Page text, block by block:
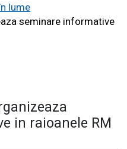
lume
seminare informative
in raioanele RM